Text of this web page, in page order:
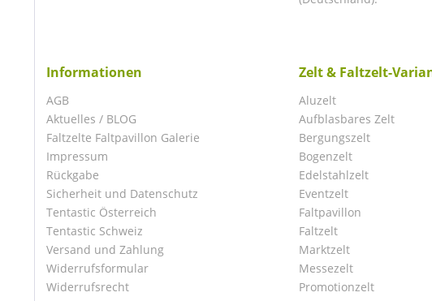
Informationen
AGB
Aktuelles / BLOG
Faltzelte Faltpavillon Galerie
Impressum
Rückgabe
Sicherheit und Datenschutz
Tentastic Österreich
Tentastic Schweiz
Versand und Zahlung
Widerrufsformular
Widerrufsrecht
Zelt & Faltzelt-
Aluzelt
Aufblasbares Zelt
Bergungszelt
Bogenzelt
Edelstahlzelt
Eventzelt
Faltpavillon
Faltzelt
Marktzelt
Messezelt
Promotionzelt